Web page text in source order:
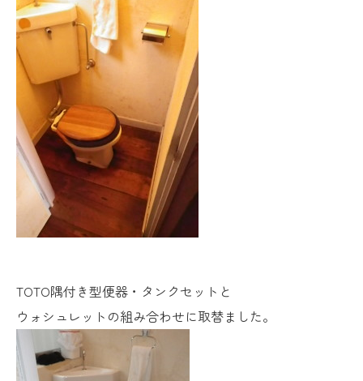
TOTO隅付き型便器・タンクセットと
ウォシュレットの組み合わせに取替ました。